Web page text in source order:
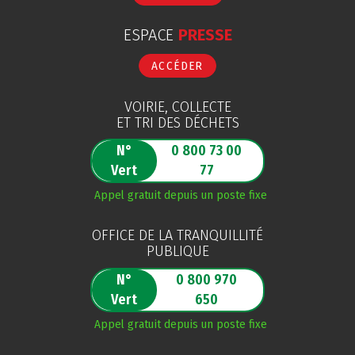
ESPACE PRESSE
ACCÉDER
VOIRIE, COLLECTE
ET TRI DES DÉCHETS
N°
Vert
0 800 73 00
77
Appel gratuit depuis un poste fixe
OFFICE DE LA TRANQUILLITÉ
PUBLIQUE
N°
Vert
0 800 970
650
Appel gratuit depuis un poste fixe